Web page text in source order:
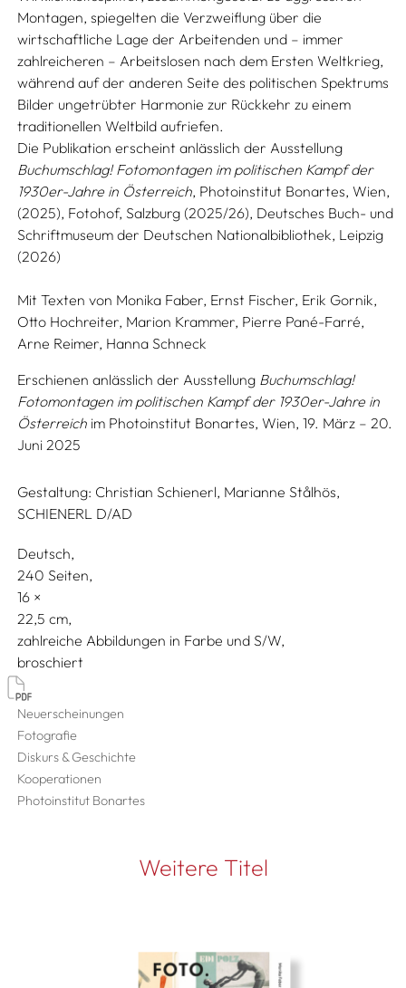
Montagen, spiegelten die Verzweiflung über die
wirtschaftliche Lage der Arbeitenden und – immer
zahlreicheren – Arbeitslosen nach dem Ersten Weltkrieg,
während auf der anderen Seite des politischen Spektrums
Bilder ungetrübter Harmonie zur Rückkehr zu einem
traditionellen Weltbild aufriefen.
Die Publikation erscheint anlässlich der Ausstellung
Buchumschlag! Fotomontagen im politischen Kampf der
1930er-Jahre in Österreich, Photoinstitut Bonartes, Wien,
(2025), Fotohof, Salzburg (2025/26), Deutsches Buch- und
Schriftmuseum der Deutschen Nationalbibliothek, Leipzig
(2026)
Mit Texten von Monika Faber, Ernst Fischer, Erik Gornik,
Otto Hochreiter, Marion Krammer, Pierre Pané-Farré,
Arne Reimer, Hanna Schneck
Erschienen anlässlich der Ausstellung Buchumschlag!
Fotomontagen im politischen Kampf der 1930er-Jahre in
Österreich im Photoinstitut Bonartes, Wien, 19. März – 20.
Juni 2025
Gestaltung: Christian Schienerl, Marianne Stålhös,
SCHIENERL D/AD
Deutsch
240 Seiten,
16
22,5
zahlreiche Abbildungen in Farbe und S/W
broschiert
Neuerscheinungen
Fotografie
Diskurs & Geschichte
Kooperationen
Photoinstitut Bonartes
Weitere Titel